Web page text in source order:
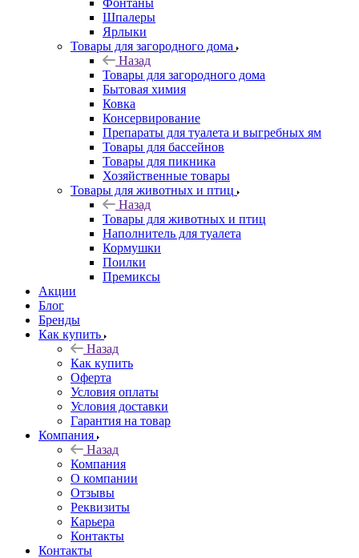
Фонтаны
Шпалеры
Ярлыки
Товары для загородного дома
Назад
Товары для загородного дома
Бытовая химия
Ковка
Консервирование
Препараты для туалета и выгребных ям
Товары для бассейнов
Товары для пикника
Хозяйственные товары
Товары для животных и птиц
Назад
Товары для животных и птиц
Наполнитель для туалета
Кормушки
Поилки
Премиксы
Акции
Блог
Бренды
Как купить
Назад
Как купить
Оферта
Условия оплаты
Условия доставки
Гарантия на товар
Компания
Назад
Компания
О компании
Отзывы
Реквизиты
Карьера
Контакты
Контакты